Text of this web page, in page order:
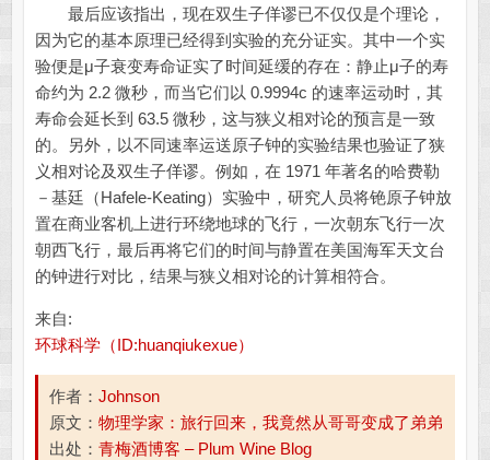
最后应该指出，现在双生子佯谬已不仅仅是个理论，
因为它的基本原理已经得到实验的充分证实。其中一个实
验便是μ子衰变寿命证实了时间延缓的存在：静止μ子的寿
命约为 2.2 微秒，而当它们以 0.9994c 的速率运动时，其
寿命会延长到 63.5 微秒，这与狭义相对论的预言是一致
的。另外，以不同速率运送原子钟的实验结果也验证了狭
义相对论及双生子佯谬。例如，在 1971 年著名的哈费勒
－基廷（Hafele-Keating）实验中，研究人员将铯原子钟放
置在商业客机上进行环绕地球的飞行，一次朝东飞行一次
朝西飞行，最后再将它们的时间与静置在美国海军天文台
的钟进行对比，结果与狭义相对论的计算相符合。
来自:
环球科学（ID:huanqiukexue）
作者： Johnson
原文： 物理学家：旅行回来，我竟然从哥哥变成了弟弟
出处： 青梅酒博客 – Plum Wine Blog